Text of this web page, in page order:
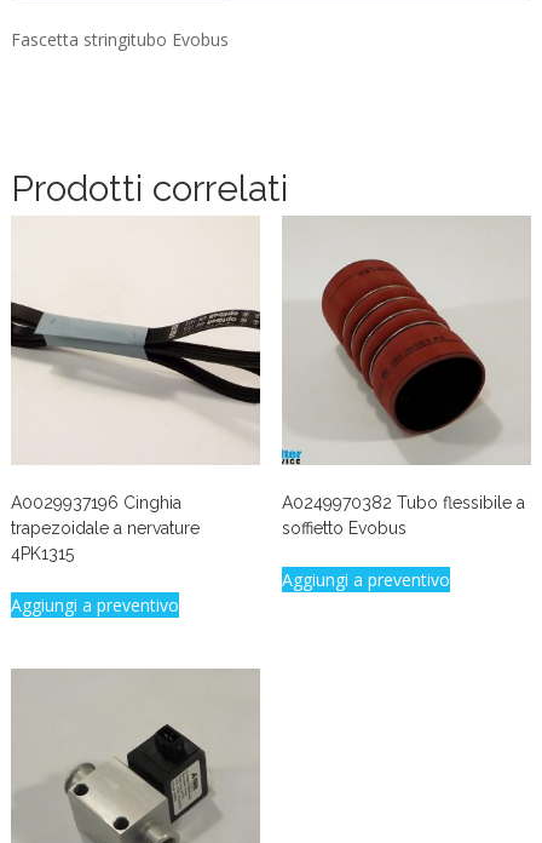
Fascetta stringitubo Evobus
Prodotti correlati
A0029937196 Cinghia
trapezoidale a nervature
4PK1315
Aggiungi a preventivo
A0249970382 Tubo flessibile a
soffietto Evobus
Aggiungi a preventivo